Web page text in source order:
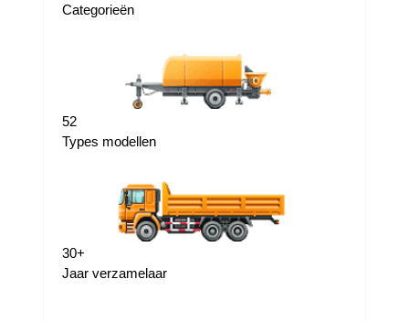
Categorieën
52
Types modellen
30+
Jaar verzamelaar